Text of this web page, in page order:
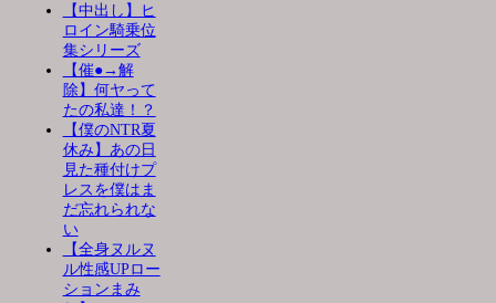
【中出し】ヒ
ロイン騎乗位
集シリーズ
【催●→解
除】何ヤって
たの私達！？
【僕のNTR夏
休み】あの日
見た種付けプ
レスを僕はま
だ忘れられな
い
【全身ヌルヌ
ル性感UPロー
ションまみ